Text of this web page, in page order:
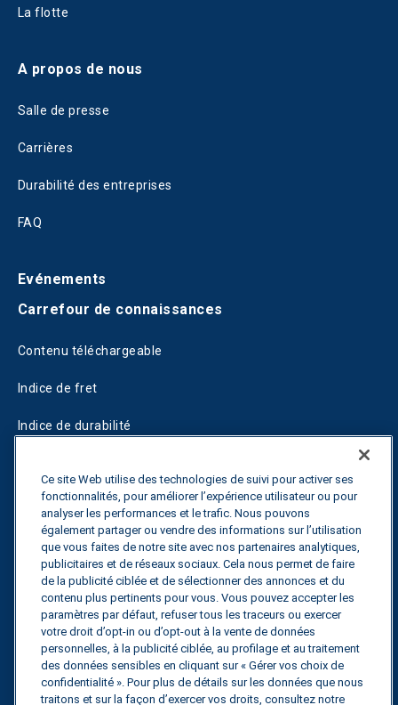
La flotte
A propos de nous
Salle de presse
Carrières
Durabilité des entreprises
FAQ
Evénements
Carrefour de connaissances
Contenu téléchargeable
Indice de fret
Indice de durabilité
Guides
Fuel Savings Calculator
Calculateur d'optimisation des transports
Suivi des tarifs
Contactez nous
Ce site Web utilise des technologies de suivi pour activer ses
fonctionnalités, pour améliorer l’expérience utilisateur ou pour
analyser les performances et le trafic. Nous pouvons
également partager ou vendre des informations sur l’utilisation
que vous faites de notre site avec nos partenaires analytiques,
publicitaires et de réseaux sociaux. Cela nous permet de faire
de la publicité ciblée et de sélectionner des annonces et du
contenu plus pertinents pour vous. Vous pouvez accepter les
paramètres par défaut, refuser tous les traceurs ou exercer
votre droit d’opt-in ou d’opt-out à la vente de données
personnelles, à la publicité ciblée, au profilage et au traitement
des données sensibles en cliquant sur « Gérer vos choix de
confidentialité ». Pour plus de détails sur les données que nous
traitons et sur la façon d’exercer vos droits, consultez notre